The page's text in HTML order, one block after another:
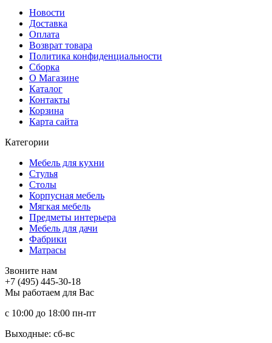
Новости
Доставка
Оплата
Возврат товара
Политика конфиденциальности
Сборка
О Магазине
Каталог
Контакты
Корзина
Карта сайта
Категории
Мебель для кухни
Стулья
Столы
Корпусная мебель
Мягкая мебель
Предметы интерьера
Мебель для дачи
Фабрики
Матраcы
Звоните нам
+7 (495) 445-30-18
Мы работаем для Вас
с 10:00 до 18:00 пн-пт
Выходные: сб-вc